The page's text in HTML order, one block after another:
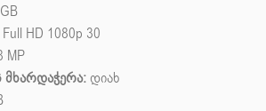
Full HD 1080p 30
MP
მხარდაჭერა: დიახ